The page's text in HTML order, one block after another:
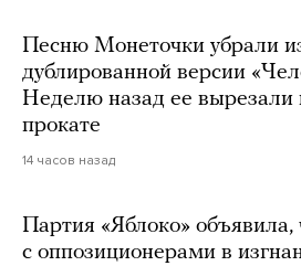
Песню Монеточки убрали
дублированной версии
Неделю назад ее вырезали
прокате
14 часов назад
Партия «Яблоко» объявила,
с оппозиционерами в